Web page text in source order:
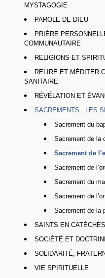
MYSTAGOGIE
PAROLE DE DIEU
PRIÈRE
COMMUNAUTAIRE
RELIGIONS ET
RELIRE ET MÉDITER
SANITAIRE
RÉVÉLATION ET
SACREMENTS : LES
Sacrement du
Sacrement de la
Sacrement de
Sacrement de
Sacrement du
Sacrement de
Sacrement de la
SAINTS EN
SOCIÉTÉ ET
SOLIDARITÉ,
VIE SPIRITUELLE